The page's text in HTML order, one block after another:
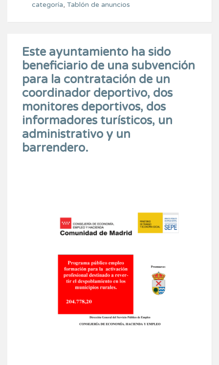
categoría, Tablón de anuncios
Este ayuntamiento ha sido
beneficiario de una subvención
para la contratación de un
coordinador deportivo, dos
monitores deportivos, dos
informadores turísticos, un
administrativo y un
barrendero.